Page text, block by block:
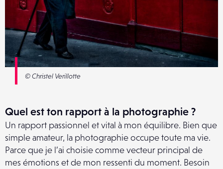
©Christel Verillotte
Quel est ton rapport à la photographie ?
Un rapport passionnel et vital à mon équilibre. Bien que
simple amateur, la photographie occupe toute ma vie.
Parce que je l’ai choisie comme vecteur principal de
mes émotions et de mon ressenti du moment. Besoin